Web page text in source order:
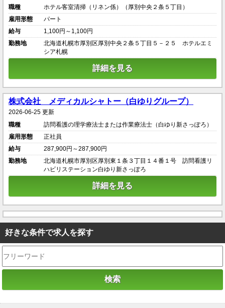
職種
ホテル客室清掃（リネン係）（厚別中央２条５丁目）
雇用形態
パート
給与
1,100円～1,100円
勤務地
北海道札幌市厚別区厚別中央２条５丁目５－２５ ホテルエミ
シア札幌
詳細を見る
株式会社 メディカルシャトー（白ゆりグループ）
2026-06-25 更新
職種
訪問看護の理学療法士または作業療法士（白ゆり新さっぽろ）
雇用形態
正社員
給与
287,900円～287,900円
勤務地
北海道札幌市厚別区厚別東１条３丁目１４番１号 訪問看護リ
ハビリステーション白ゆり新さっぽろ
詳細を見る
好きな条件で求人を探す